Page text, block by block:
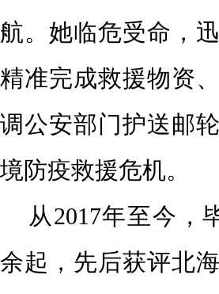
航。她临危受命，
精准完成救援物资
调公安部门护送邮
境防疫救援危机。
从2017年至今，
余起，先后获评北